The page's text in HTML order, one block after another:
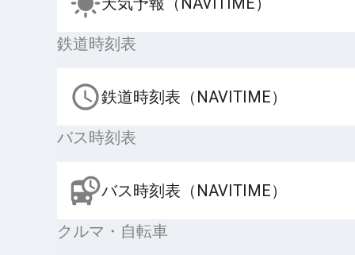
鉄道時刻表
鉄道時刻表（NAVITIME）
バス時刻表
バス時刻表（NAVITIME）
クルマ・自転車